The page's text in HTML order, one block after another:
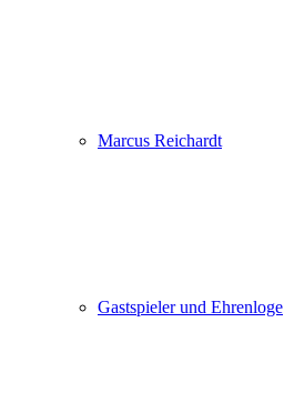
Marcus Reichardt
Gastspieler und Ehrenloge